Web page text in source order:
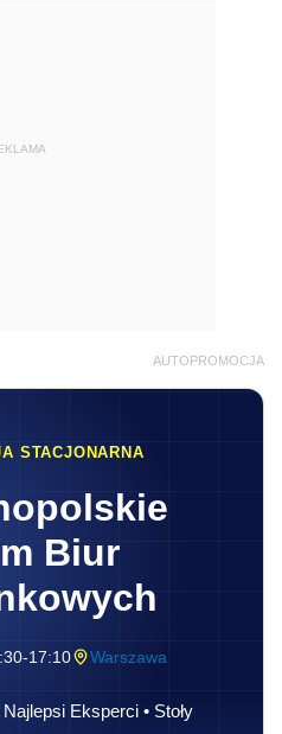
AUTOPROMOCJA
STACJONARNA
Biur
17:10 Warszawa
Eksperci • Stoły